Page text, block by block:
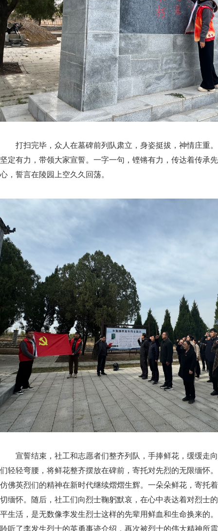
打扫完毕，众人在墓碑前列队肃立，身姿挺拔，神情庄重
坚定有力，带领大家宣誓。一字一句，铿锵有力，传达着传承
心，誓言在陵园上空久久回荡。
宣誓结束，社工和志愿者们整齐列队，手捧鲜花，缓缓走
们轻轻弯腰，将鲜花整齐摆放在碑前，寄托对先烈的无限缅怀
仿佛英烈们的精神在新时代继续熠熠生辉。一朵朵鲜花，寄托
切缅怀。随后，社工们向烈士鞠躬默哀，在心中表达着对烈士
平生活，是无数像李发生烈士这样的先辈用鲜血和生命换来的
聆听了李发生烈士的英勇事迹介绍，再次被烈士的伟大精神所